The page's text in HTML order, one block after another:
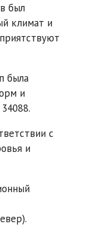
был
климат и
была
и
с
и